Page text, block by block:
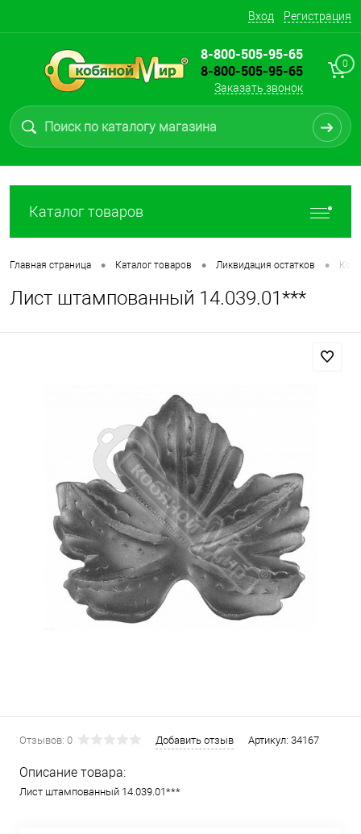
Вход Регистрация
8-800-505-95-65
8-800-505-95-65
Заказать звонок
0
Каталог товаров
Главная страница • Каталог товаров • Ликвидация остатков •
Лист штампованный 14.039.01***
Отзывов: 0 Добавить отзыв Артикул: 34167
Описание товара:
Лист штампованный 14.039.01***